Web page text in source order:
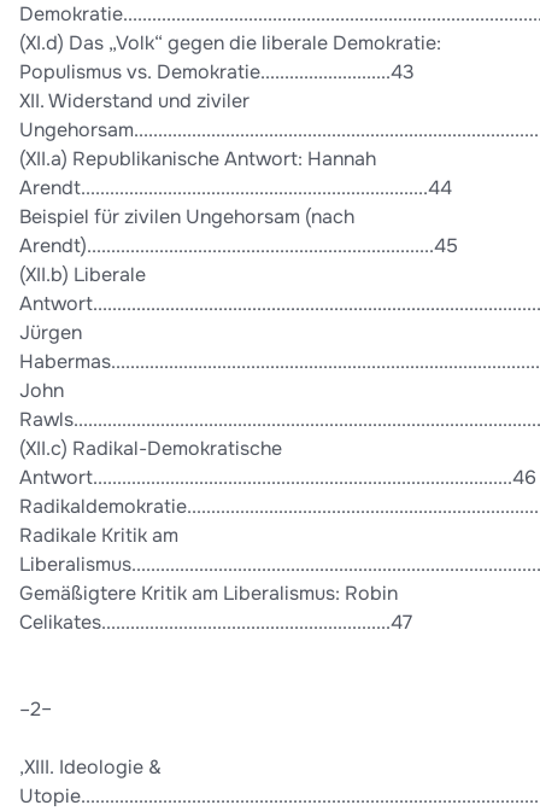
(XI.d) Das „Volk“ gegen die liberale Demokratie:
Populismus vs. Demokratie...........................43
XII. Widerstand und ziviler
(XII.a) Republikanische Antwort: Hannah
Arendt........................................................................44
Beispiel für zivilen Ungehorsam (nach
Arendt)........................................................................45
(XII.b) Liberale
Jürgen
John
(XII.c) Radikal-Demokratische
Antwort.......................................................................................46
Radikale Kritik am
Gemäßigtere Kritik am Liberalismus: Robin
Celikates............................................................47
–2–
,XIII. Ideologie &